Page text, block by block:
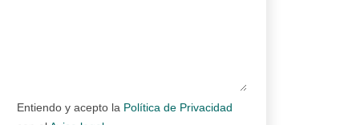
Entiendo y acepto la Política de Privacidad